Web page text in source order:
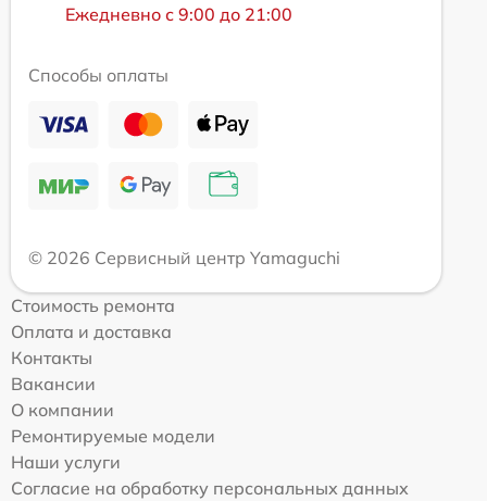
Ежедневно с 9:00 до 21:00
Способы оплаты
© 2026 Сервисный центр Yamaguchi
Стоимость ремонта
Оплата и доставка
Контакты
Вакансии
О компании
Ремонтируемые модели
Наши услуги
Согласие на обработку персональных данных